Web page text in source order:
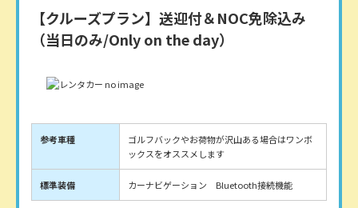
【クルーズプラン】送迎付＆NOC免除込み
（当日のみ/Only on the day）
参考車種
ゴルフバックやお荷物が沢山ある場合はワンボ
ックスをオススメします
標準装備 カーナビゲーション Bluetooth接続機能